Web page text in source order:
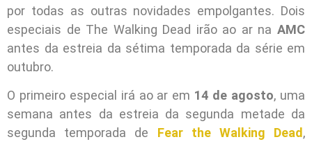
por todas as outras novidades empolgantes. Dois
especiais de The Walking Dead irão ao ar na AMC
antes da estreia da sétima temporada da série em
outubro.
O primeiro especial irá ao ar em 14 de agosto, uma
semana antes da estreia da segunda metade da
segunda temporada de Fear the Walking Dead ,